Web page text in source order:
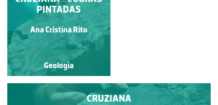
QUARTZÍTICAS
PENHA GARCIA
Ana Cristina Rito
Geologia
CRUZIANA
PINTADAS
Ana Cristina Rito
Geologia